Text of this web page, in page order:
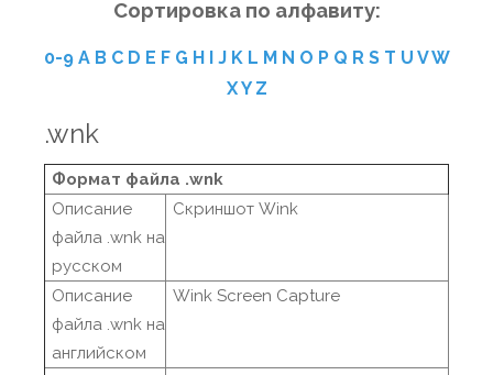
Сортировка по алфавиту:
0-9 A B C D E F G H I J K L M N O P Q R S T U VW
XY Z
.wnk
Формат файла .wnk
Описание
файла .wnk на
русском
Скриншот Wink
Описание
файла .wnk на
английском
Wink Screen Capture